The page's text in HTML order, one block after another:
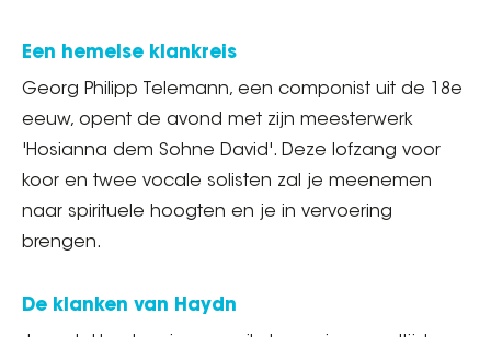
Een hemelse klankreis
Georg Philipp Telemann, een componist uit de 18e
eeuw, opent de avond met zijn meesterwerk
'Hosianna dem Sohne David'. Deze lofzang voor
koor en twee vocale solisten zal je meenemen
naar spirituele hoogten en je in vervoering
brengen.
De klanken van Haydn